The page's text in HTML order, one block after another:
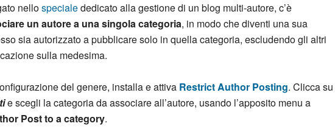
nellospecialededicato alla gestione di un blog multi-autore, c’è
un autore a una singola categoria, in modo che diventi una sua
sia autorizzato a pubblicare solo in quella categoria, escludendo gli altri
sulla medesima.
del genere, installa e attiva Restrict Author Posting. Clicca su
e scegli la categoria da associare all’autore, usando l’apposito menu a
Post to a category.